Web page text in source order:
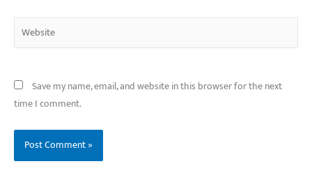
Website
Save my name, email, and website in this browser for the next
time I comment.